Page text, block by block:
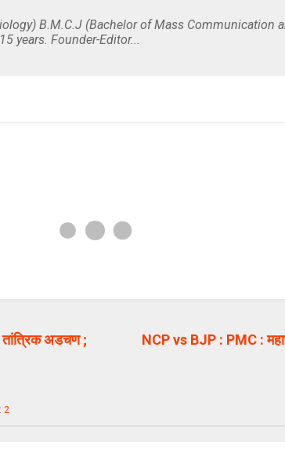
B.M.C.J (Bachelor of Mass Communication
years. Founder-Editor...
तांत्रिक अडचण ;
NCP vs BJP : PMC :
2